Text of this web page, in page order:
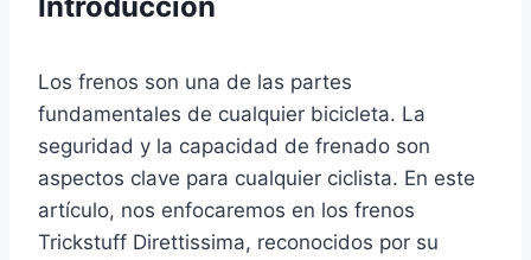
Los frenos son una de las partes
fundamentales de cualquier bicicleta. La
seguridad y la capacidad de frenado son
aspectos clave para cualquier ciclista. En este
artículo, nos enfocaremos en los frenos
Trickstuff Direttissima, reconocidos por su